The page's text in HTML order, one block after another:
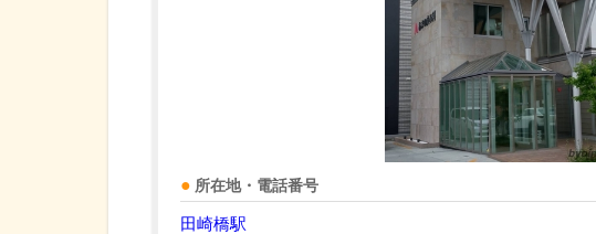
所在地・電話番号
田崎橋駅